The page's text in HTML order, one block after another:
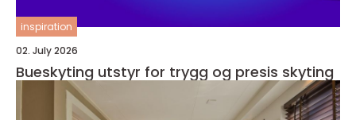
inspiration
02. July 2026
Bueskyting utstyr for trygg og presis skyting